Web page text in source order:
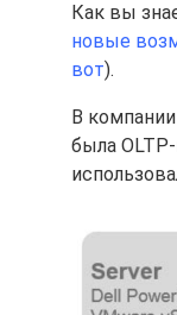
Как вы
новые
вот).
В
была